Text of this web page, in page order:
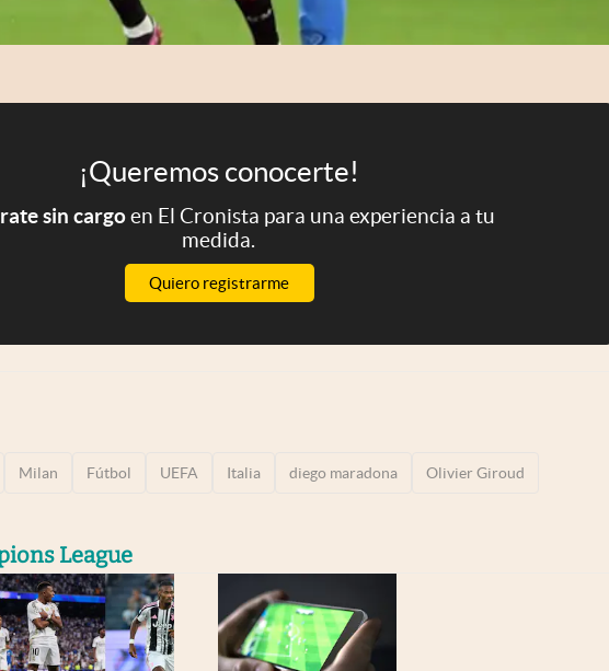
¡Queremos conocerte!
sin cargoen El Cronista para una experiencia a tu
medida.
Quiero registrarme
Milan Fútbol UEFA Italia diego maradona Olivier Giroud
League